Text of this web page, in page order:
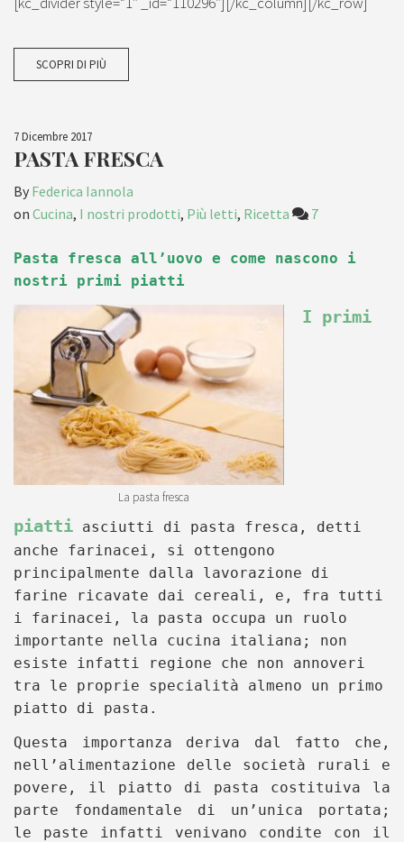
SCOPRI DI PIÙ
7 Dicembre 2017
PASTA FRESCA
By Federica Iannola
on Cucina, I nostri prodotti, Più letti, Ricetta 7
Pasta fresca all’uovo e come nascono i
nostri primi piatti
La pasta fresca
I primi
piatti asciutti di pasta fresca, detti
anche farinacei, si ottengono
principalmente dalla lavorazione di
farine ricavate dai cereali, e, fra tutti
i farinacei, la pasta occupa un ruolo
importante nella cucina italiana; non
esiste infatti regione che non annoveri
tra le proprie specialità almeno un primo
piatto di pasta.
Questa importanza deriva dal fatto che,
nell’alimentazione delle società rurali e
povere, il piatto di pasta costituiva la
parte fondamentale di un’unica portata;
le paste infatti venivano condite con il